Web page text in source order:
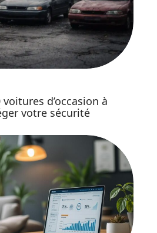
d’occasion à
votre sécurité